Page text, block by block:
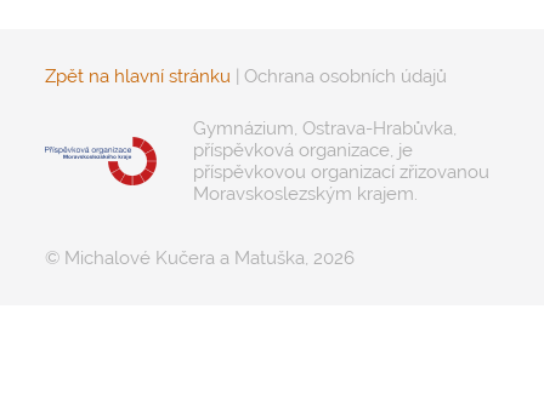
Zpět na hlavní stránku | Ochrana osobních údajů
Gymnázium, Ostrava-Hrabůvka,
příspěvková organizace, je
příspěvkovou organizací zřizovanou
Moravskoslezským krajem.
© Michalové Kučera a Matuška, 2026